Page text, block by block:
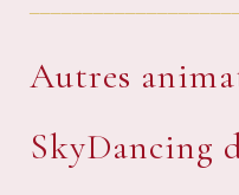
Autres
SkyDancing